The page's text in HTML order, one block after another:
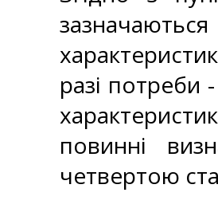
зазначаються
разі потреби
повинні
четвертою